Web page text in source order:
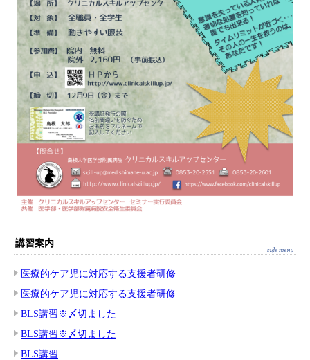
講習案内
医療的ケア児に対応する支援者研修
医療的ケア児に対応する支援者研修
BLS講習※〆切ました
BLS講習※〆切ました
BLS講習